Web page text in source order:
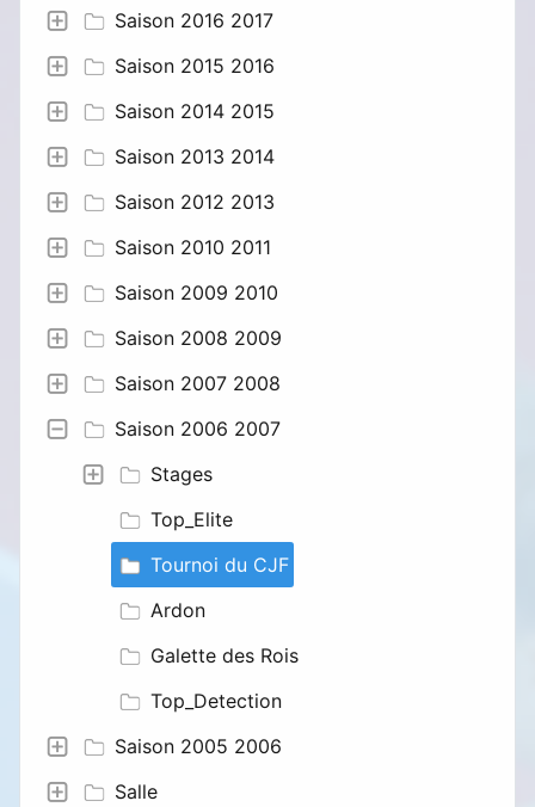
Saison 2016 2017
Saison 2015 2016
Saison 2014 2015
Saison 2013 2014
Saison 2012 2013
Saison 2010 2011
Saison 2009 2010
Saison 2008 2009
Saison 2007 2008
Saison 2006 2007
Stages
Top_Elite
Tournoi du CJF
Ardon
Galette des Rois
Top_Detection
Saison 2005 2006
Salle